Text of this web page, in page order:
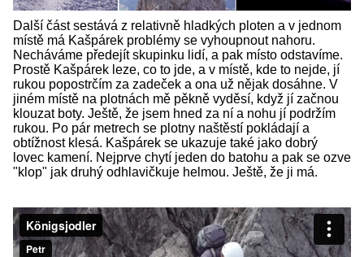
Další část sestává z relativně hladkých ploten a v jednom
místě má Kašpárek problémy se vyhoupnout nahoru.
Necháváme předejít skupinku lidí, a pak místo odstavíme.
Prostě Kašpárek leze, co to jde, a v místě, kde to nejde, jí
rukou popostrčím za zadeček a ona už nějak dosáhne. V
jiném místě na plotnách mě pěkně vyděsí, když jí začnou
klouzat boty. Ještě, že jsem hned za ní a nohu jí podržím
rukou. Po pár metrech se plotny naštěstí pokládají a
obtížnost klesá. Kašpárek se ukazuje také jako dobrý
lovec kamení. Nejprve chytí jeden do batohu a pak se ozve
"klop" jak druhý odhlavičkuje helmou. Ještě, že ji má.